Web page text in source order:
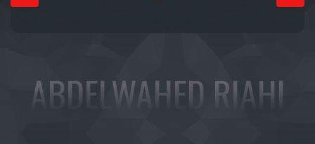
ABDELWAHED RIAHI